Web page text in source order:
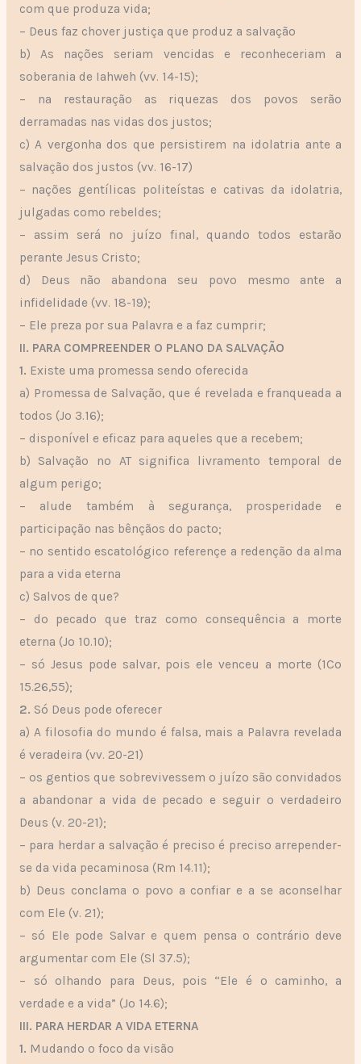
com que produza vida;
– Deus faz chover justiça que produz a salvação
b) As nações seriam vencidas e reconheceriam a
soberania de Iahweh (vv. 14-15);
– na restauração as riquezas dos povos serão
derramadas nas vidas dos justos;
c) A vergonha dos que persistirem na idolatria ante a
salvação dos justos (vv. 16-17)
– nações gentílicas politeístas e cativas da idolatria,
julgadas como rebeldes;
– assim será no juízo final, quando todos estarão
perante Jesus Cristo;
d) Deus não abandona seu povo mesmo ante a
infidelidade (vv. 18-19);
– Ele preza por sua Palavra e a faz cumprir;
II. PARA COMPREENDER O PLANO DA SALVAÇÃO
1. Existe uma promessa sendo oferecida
a) Promessa de Salvação, que é revelada e franqueada a
todos (Jo 3.16);
– disponível e eficaz para aqueles que a recebem;
b) Salvação no AT significa livramento temporal de
algum perigo;
– alude também à segurança, prosperidade e
participação nas bênçãos do pacto;
– no sentido escatológico referençe a redenção da alma
para a vida eterna
c) Salvos de que?
– do pecado que traz como consequência a morte
eterna (Jo 10.10);
– só Jesus pode salvar, pois ele venceu a morte (1Co
15.26,55);
2. Só Deus pode oferecer
a) A filosofia do mundo é falsa, mais a Palavra revelada
é veradeira (vv. 20-21)
– os gentios que sobrevivessem o juízo são convidados
a abandonar a vida de pecado e seguir o verdadeiro
Deus (v. 20-21);
– para herdar a salvação é preciso é preciso arrepender-
se da vida pecaminosa (Rm 14.11);
b) Deus conclama o povo a confiar e a se aconselhar
com Ele (v. 21);
– só Ele pode Salvar e quem pensa o contrário deve
argumentar com Ele (Sl 37.5);
– só olhando para Deus, pois “Ele é o caminho, a
verdade e a vida” (Jo 14.6);
III. PARA HERDAR A VIDA ETERNA
1. Mudando o foco da visão